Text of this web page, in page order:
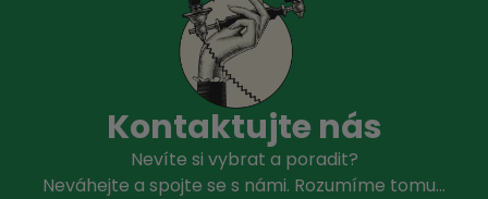
Kontaktujte nás
Nevíte si vybrat a poradit?
Neváhejte a spojte se s námi. Rozumíme tomu…